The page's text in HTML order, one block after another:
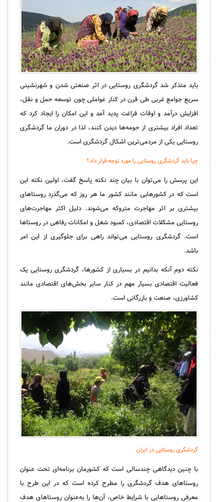
باید متذکر شد گردشگری روستایی در اثر صنعتی شدن و شهرنشینی
سریع جوامع غربی طی قرن در کنار عواملی چون توسعه حمل و نقل،
افزایش درآمد و اوقات فراغت پدید آمد و این امکان را ایجاد کرد که
تعداد افراد بیشتری از حومه‌ها دیدن کنند، لذا در دوران ما گردشگری
روستایی یکی از مردمی‌ترین اشکال گردشگری است.
چرا باید گردشگری روستایی را مورد توجه قرار داد؟
این پرسش‌ را می‌توان با بیان چند نکته پاسخ گفت، اولین نکته این
است که در کشورهایی مانند کشور ما هر روز که می‌گذرد روستاهای
بیشتری بر اثر مهاجرت متروکه می‌شوند. دلیل اکثر مهاجرت‌های
روستایی مشکلات اقتصادی، کمبود شغل و امکانات رفاهی در روستاها
است. گردشگری روستایی می‌تواند راهی برای جلوگیری از این امر
باشد.
نکته دوم آنکه بدانیم در بسیاری از کشورها، گردشگری روستایی یک
فعالیت اقتصادی بسیار مهم در کنار سایر بخش‌های اقتصادی مانند
کشاورزی، صنعت و بازرگانی است.
گردشگری روستایی در ایران
با چنین دیدگاهی چندسالی است که کشورمان برنامه‌ای تحت عنوان
روستاهای هدف گردشگری را مطرح کرده است که در این طرح با
معرفی روستاهایی با شرایط خاص، آن‌ها را به‌عنوان روستاهای هدف